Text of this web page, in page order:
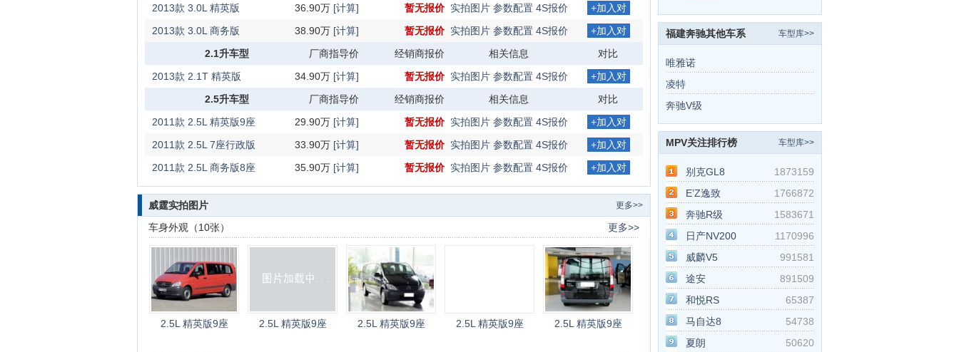
2013款 3.0L 精英版
36.90万 [计算] 暂无报价 实拍图片 参数配置 4S报价
+加入对
比
2013款 3.0L 商务版 38.90万 [计算] 暂无报价 实拍图片 参数配置 4S报价
+加入对
2.1升车型 厂商指导价 经销商报价 相关信息
对比
2013款 2.1T 精英版
34.90万 [计算] 暂无报价 实拍图片 参数配置 4S报价
+加入对
2.5升车型 厂商指导价 经销商报价 相关信息
对比
2011款 2.5L 精英版9座
29.90万 [计算] 暂无报价 实拍图片 参数配置 4S报价
+加入对
比
2011款 2.5L 7座行政版 33.90万 [计算] 暂无报价 实拍图片 参数配置 4S报价
+加入对
比
2011款 2.5L 商务版8座 35.90万 [计算] 暂无报价 实拍图片 参数配置 4S报价
+加入对
更多>>
威霆实拍图片
更多>>
车身外观（10张）
2.5L 精英版9座 2.5L 精英版9座 2.5L 精英版9座 2.5L 精英版9座 2.5L 精英版9座
车型库>>
福建奔驰其他车系
唯雅诺
凌特
奔驰V级
车型库>>
MPV关注排行榜
1873159
别克GL8
1766872
E’Z逸致
1583671
奔驰R级
1170996
日产NV200
991581
威麟V5
891509
途安
65387
和悦RS
54738
马自达8
50620
夏朗